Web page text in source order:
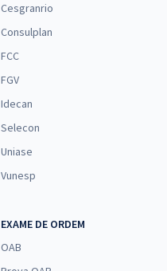
Cesgranrio
Consulplan
FCC
FGV
Idecan
Selecon
Uniase
Vunesp
EXAME DE ORDEM
OAB